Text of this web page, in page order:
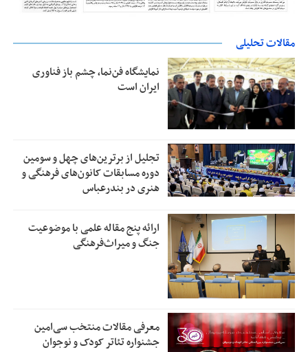
مقالات تحلیلی
نمایشگاه فن‌نما، چشم باز فناوری
ایران است
تجلیل از بر‌ترین‌های چهل و سومین
دوره مسابقات کانون‌های فرهنگی و
هنری در بندرعباس
ارائه پنج مقاله علمی با موضوعیت
جنگ و میراث‌فرهنگی
معرفی مقالات منتخب سی‌امین
جشنواره تئاتر کودک و نوجوان